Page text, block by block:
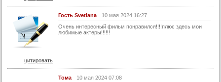
Гость Svetlana
10 мая 2024 16:27
Очень интересный фильм понравился!!!!плюс здесь мои
любимые актеры!!!!!!
цитировать
Тома 10 мая 2024 07:08